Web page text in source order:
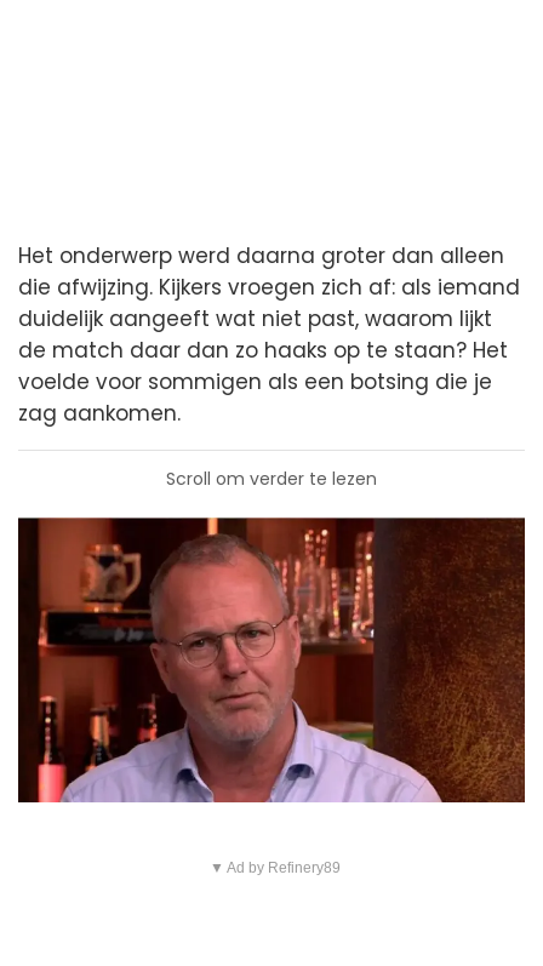
Het onderwerp werd daarna groter dan alleen
die afwijzing. Kijkers vroegen zich af: als iemand
duidelijk aangeeft wat niet past, waarom lijkt
de match daar dan zo haaks op te staan? Het
voelde voor sommigen als een botsing die je
zag aankomen.
Scroll om verder te lezen
▼ Ad by Refinery89